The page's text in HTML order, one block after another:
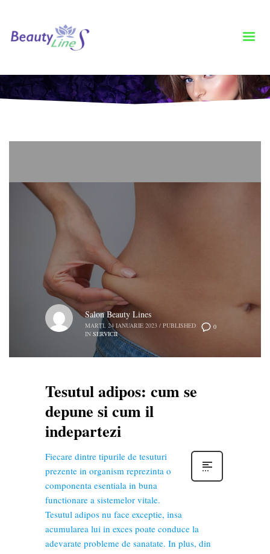
Tag: cu preponderenta
0
Salon Beauty Lines
MARȚI, 24 IANUARIE 2023 / PUBLISHED
IN SERVICII
Tesutul adipos: cum se
depune si cum il
indepartezi
Fiecare dintre tipurile de tesuturi
prezente in organism reprezinta o
componenta esentiala in buna
functionare a sistemelor vitale.
Tesutul adipos nu face exceptie, insa
acumularea lui in exces poate conduce la
adevarate probleme de sanatate. In plus, din